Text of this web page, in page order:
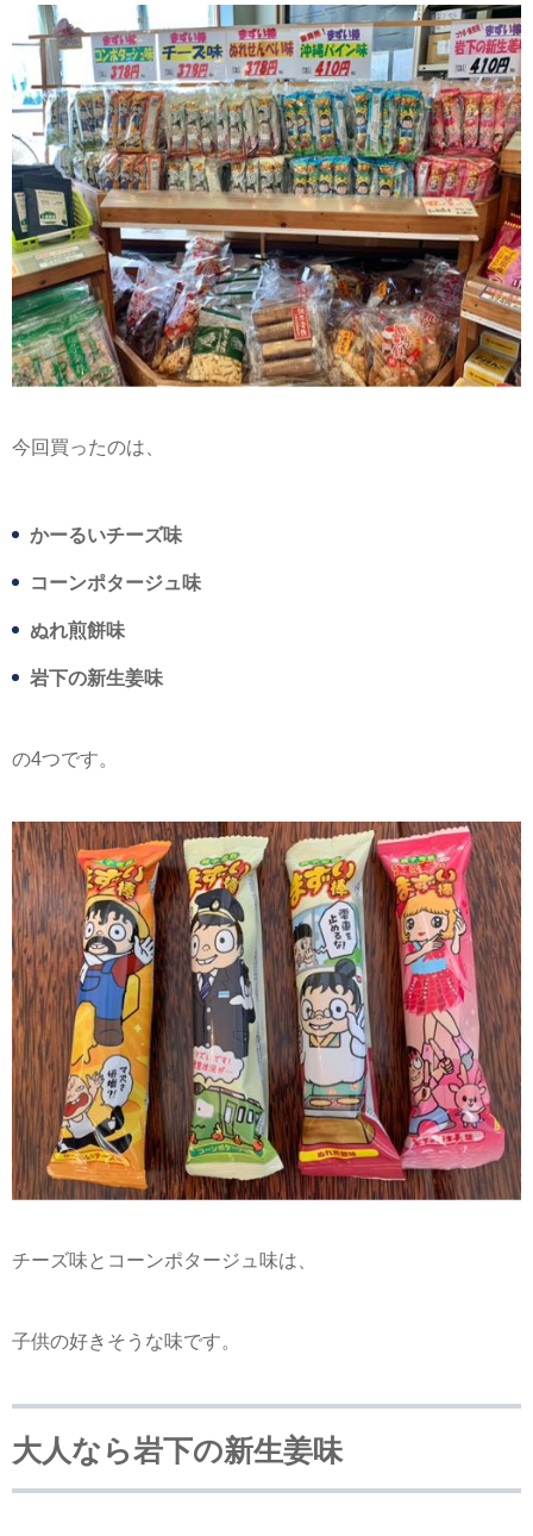
今回買ったのは、
かーるいチーズ味
コーンポタージュ味
ぬれ煎餅味
岩下の新生姜味
の4つです。
チーズ味とコーンポタージュ味は、
子供の好きそうな味です。
大人なら岩下の新生姜味